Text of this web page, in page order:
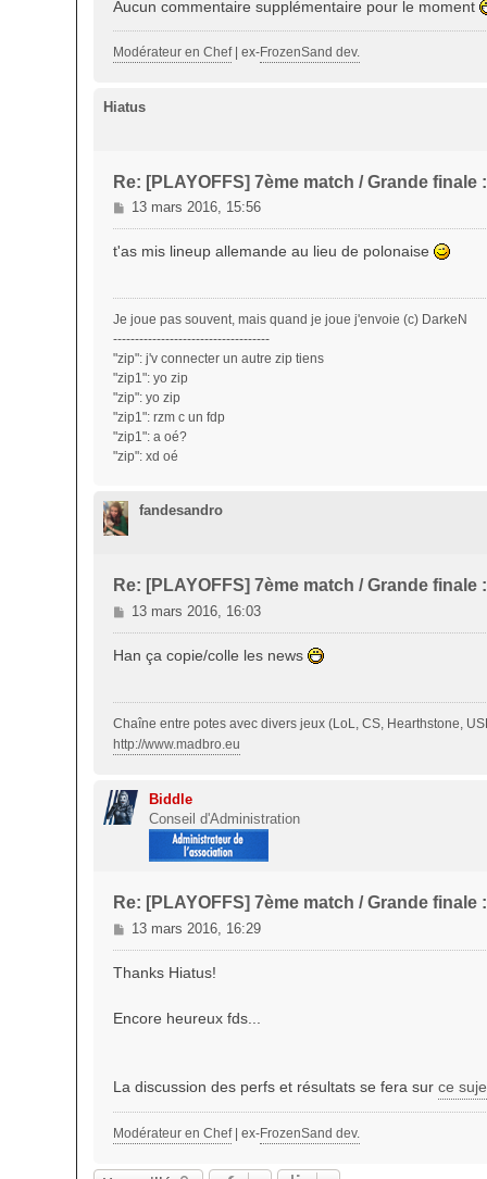
Aucun commentaire supplémentaire pour le moment
Modérateur en Chef| ex-FrozenSand dev.
Hiatus
Re: [PLAYOFFS] 7ème match / Grande finale
M
e
s
g
e
13 mars 2016, 15:56
t'as mis lineup allemande au lieu de polonaise
Je joue pas souvent, mais quand je joue j'envoie (c) DarkeN
------------------------------------
"zip": j'v connecter un autre zip tiens
"zip1": yo zip
"zip": yo zip
"zip1": rzm c un fdp
"zip1": a oé?
"zip": xd oé
fandesandro
Re: [PLAYOFFS] 7ème match / Grande finale
M
e
s
g
e
13 mars 2016, 16:03
Han ça copie/colle les news
Chaîne entre potes avec divers jeux (LoL, CS, Hearthstone,
http://www.madbro.eu
Biddle
Conseil d'Administration
Re: [PLAYOFFS] 7ème match / Grande finale
M
e
s
g
13 mars 2016, 16:29
Thanks Hiatus!
Encore heureux fds...
La discussion des perfs et résultats se fera sur ce
Modérateur en Chef| ex-FrozenSand dev.